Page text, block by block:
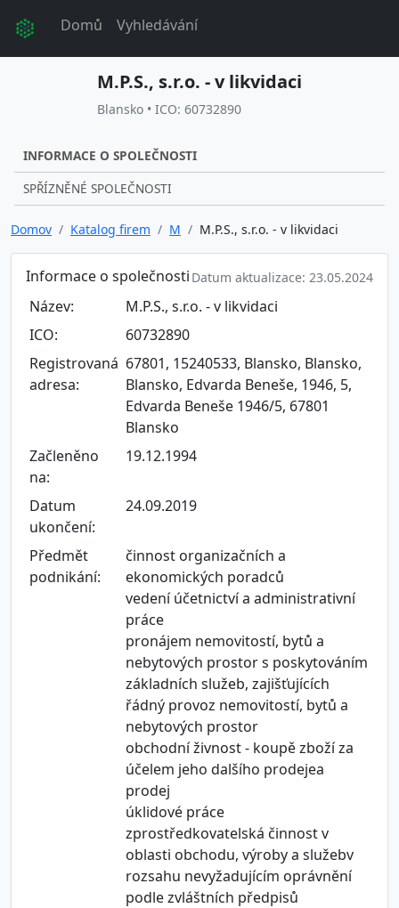
Domů Vyhledávání
M.P.S., s.r.o. - v likvidaci
Blansko • ICO: 60732890
INFORMACE O SPOLEČNOSTI
SPŘÍZNĚNÉ SPOLEČNOSTI
Domov Katalog firem M M.P.S., s.r.o. - v likvidaci
Informace o společnosti Datum aktualizace: 23.05.2024
Název:
M.P.S., s.r.o. - v likvidaci
ICO:
60732890
Registrovaná
adresa:
67801, 15240533, Blansko, Blansko,
Blansko, Edvarda Beneše, 1946, 5,
Edvarda Beneše 1946/5, 67801
Blansko
Začleněno
na:
19.12.1994
Datum
ukončení:
24.09.2019
Předmět
podnikání:
činnost organizačních a
ekonomických poradců
vedení účetnictví a administrativní
práce
pronájem nemovitostí, bytů a
nebytových prostor s poskytováním
základních služeb, zajišťujících
řádný provoz nemovitostí, bytů a
nebytových prostor
obchodní živnost - koupě zboží za
účelem jeho dalšího prodejea
prodej
úklidové práce
zprostředkovatelská činnost v
oblasti obchodu, výroby a služebv
rozsahu nevyžadujícím oprávnění
podle zvláštních předpisů